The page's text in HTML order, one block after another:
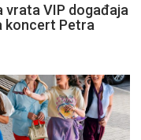
vrata VIP događaja
koncert Petra